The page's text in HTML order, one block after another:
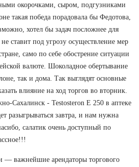
окорочками, сыром, подгузниками
такая победа порадовала бы Федотова,
хотел бы задач посложнее для
ставит под угрозу осуществление мер
само по себе обострение ситуации
валюте. Шоколадное обертывание
так и дома. Так выглядят основные
влияние на ход торгов во вторник.
Сахалинск - Testosteron E 250 в аптеке
разыгрываться завтра, и нам нужна
салатик очень доступный по
— важнейшие арендаторы торгового